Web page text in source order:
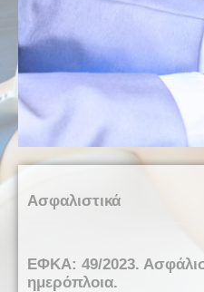
Ασφαλιστικά
ΕΦΚΑ: 49/2023.
ημερόπλοια.